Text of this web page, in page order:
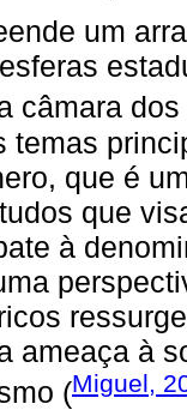
um
câmara
temas
que é
que
à
ameaça à
(Miguel,